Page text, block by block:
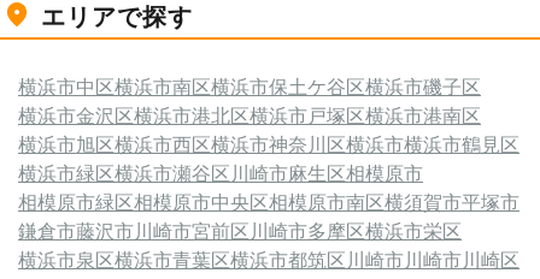
エリアで探す
横浜市中区横浜市南区横浜市保土ケ谷区横浜市磯子区
横浜市金沢区横浜市港北区横浜市戸塚区横浜市港南区
横浜市旭区横浜市西区横浜市神奈川区横浜市横浜市鶴見区
横浜市緑区横浜市瀬谷区 川崎市麻生区相模原市
相模原市緑区相模原市中央区相模原市南区横須賀市平塚市
鎌倉市藤沢市川崎市宮前区 川崎市多摩区横浜市栄区
横浜市泉区横浜市青葉区横浜市都筑区 川崎市川崎市川崎区